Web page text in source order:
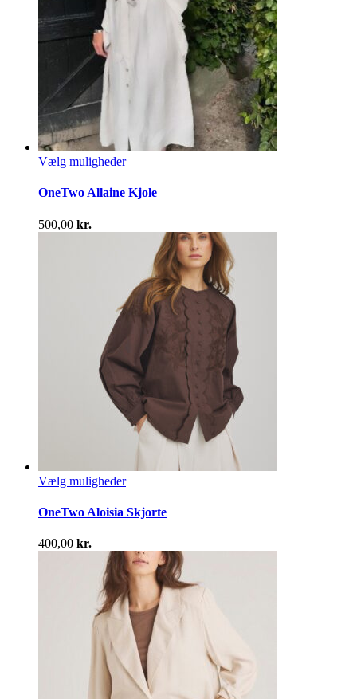
Vælg mulighederDette
har
flere
Mulighederne
vælges
varesiden
OneTwo Allaine Kjole
500,00 kr.
Vælg mulighederDette
har
flere
Mulighederne
kan
vælges
på
varesiden
OneTwo Aloisia Skjorte
400,00 kr.